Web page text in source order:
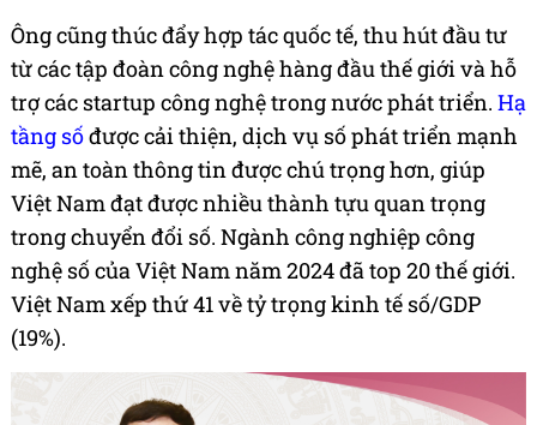
Ông cũng thúc đẩy hợp tác quốc tế, thu hút đầu tư
từ các tập đoàn công nghệ hàng đầu thế giới và hỗ
trợ các startup công nghệ trong nước phát triển. Hạ
tầng sốđược cải thiện, dịch vụ số phát triển mạnh
mẽ, an toàn thông tin được chú trọng hơn, giúp
Việt Nam đạt được nhiều thành tựu quan trọng
trong chuyển đổi số. Ngành công nghiệp công
nghệ số của Việt Nam năm 2024 đã top 20 thế giới.
Việt Nam xếp thứ 41 về tỷ trọng kinh tế số/GDP
(19%).